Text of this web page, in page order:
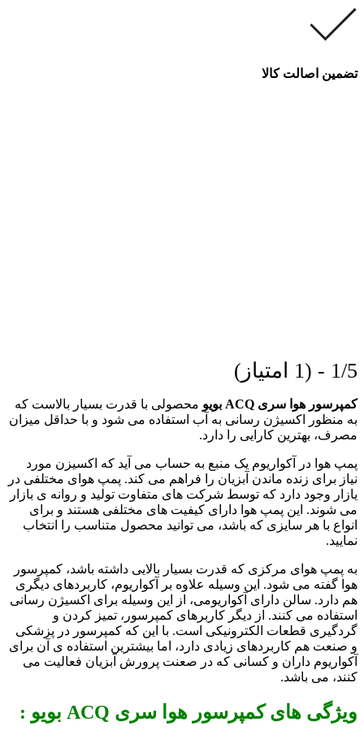
تضمین اصالت کالا
1/5 - (1 امتیاز)
کمپرسور هوا سری ACQ بویو
محصولی با قدرت بسیار بالاست که
به منظور اکسیژن رسانی به آب استفاده می شود و با حداقل میزان
مصرف، بهترین کارایی را دارد.
پمپ هوا در آکواریوم یک منبع به حساب می آید که اکسیزن مورد
نیاز برای زنده ماندن آبزیان را فراهم می کند. پمپ هوای مختلفی در
یازار وجود دارد که توسط شرکت های متفاوت تولید و روانه ی بازار
می شوند. این پمپ هوا دارای کیفیت های مختلفی هستند و برای
انواع با هر سایزی که باشد، می توانید محصول متناسب را انتخاب
نمایید.
به پمپ هوای مرکزی که قدرت بسیار بالایی داشته باشد، کمپرسور
هوا گفته می شود. این وسیله علاوه بر آکواریوم، کاربردهای دیگری
هم دارد. سالن دارای آکواریومی، از این وسیله برای اکسیژن رسانی
استفاده می کنند. از دیگر کاربرهای کمپرسور، تمیز کردن و
گردگیری قطعات الکترونیکی است. با این که کمپرسور در پزشکی
و صنعت هم کاربردهای زیادی دارد، اما بیشترین استفاده ی آن برای
آکواریوم داران و کسانی که در صعنت پرورش آبزیان فعالیت می
کنند، می باشد.
ویژگی های کمپرسور هوا سری ACQ بویو :